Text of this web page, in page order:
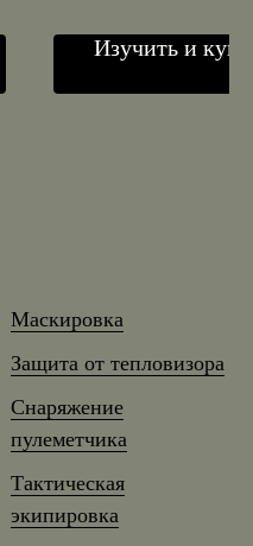
Изучить и
Маскировка
Защита от тепловизора
Снаряжение
пулеметчика
Тактическая
экипировка